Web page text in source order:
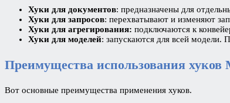
Хуки для документов: предназначены для
Хуки для запросов: перехватывают и изменяют
Хуки для агрегирования: подключаются к
Хуки для моделей: запускаются для всей модели.
Преимущества использования хуков
Вот основные преимущества применения хуков.